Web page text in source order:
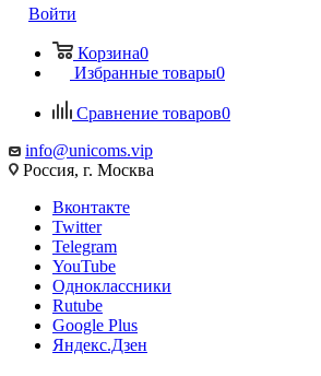
Войти
Корзина0
Избранные товары0
Сравнение товаров0
info@unicoms.vip
Россия, г. Москва
Вконтакте
Twitter
Telegram
YouTube
Одноклассники
Rutube
Google Plus
Яндекс.Дзен